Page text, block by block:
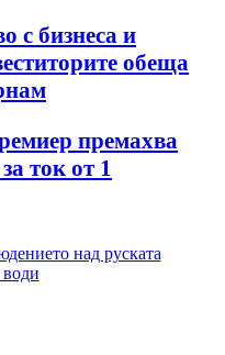
с бизнеса и
обеща
премахва
ток от 1